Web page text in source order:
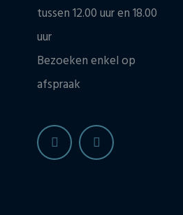
tussen 12.00 uur en 18.00
uur
Bezoeken enkel op
afspraak